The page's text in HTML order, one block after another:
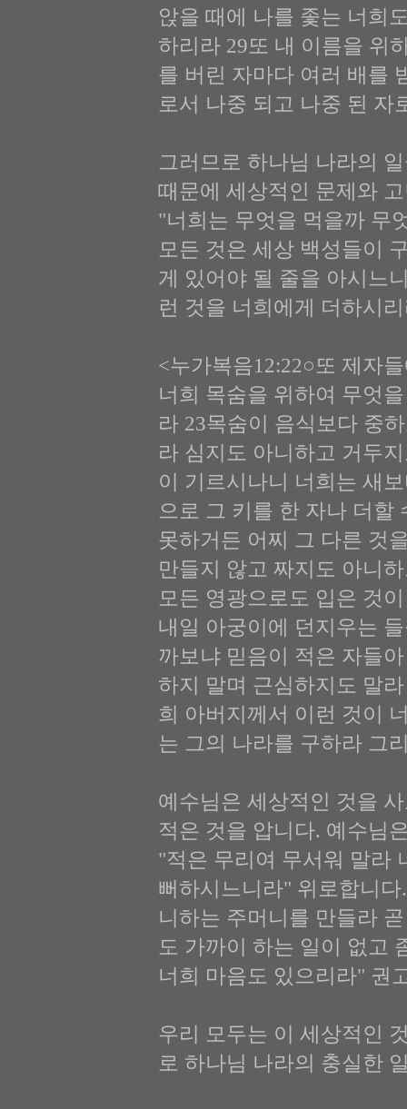
앉을 때에 나를 좇는 너희
하리라 29또 내 이름을 위
를 버린 자마다 여러 배를
로서 나중 되고 나중 된 자
그러므로 하나님 나라의
때문에 세상적인 문제와
"너희는 무엇을 먹을까 무
모든 것은 세상 백성들이
게 있어야 될 줄을 아시느
런 것을 너희에게 더하시
<누가복음12:22○또 제자
너희 목숨을 위하여 무엇
라 23목숨이 음식보다 중
라 심지도 아니하고 거두
이 기르시나니 너희는 새
으로 그 키를 한 자나 더할
못하거든 어찌 그 다른 것
만들지 않고 짜지도 아니
모든 영광으로도 입은 것
내일 아궁이에 던지우는
까보냐 믿음이 적은 자들
하지 말며 근심하지도 말
희 아버지께서 이런 것이
는 그의 나라를 구하라 그
예수님은 세상적인 것을
적은 것을 압니다. 예수님
"적은 무리여 무서워 말라
뻐하시느니라" 위로합니
니하는 주머니를 만들라
도 가까이 하는 일이 없고
너희 마음도 있으리라" 권
우리 모두는 이 세상적인
로 하나님 나라의 충실한